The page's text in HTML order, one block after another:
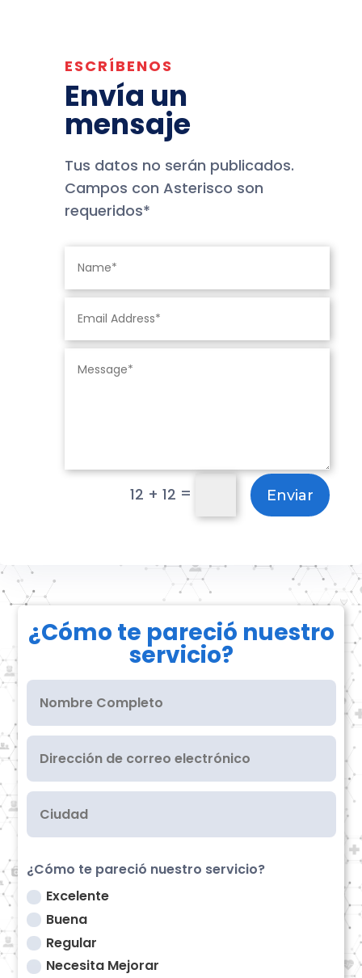
ESCRÍBENOS
Envía un
mensaje
Tus datos no serán publicados.
Campos con Asterisco son
requeridos*
12 + 12 = Enviar
¿Cómo te pareció nuestro
servicio?
¿Cómo te pareció nuestro servicio?
Excelente
Buena
Regular
Necesita Mejorar